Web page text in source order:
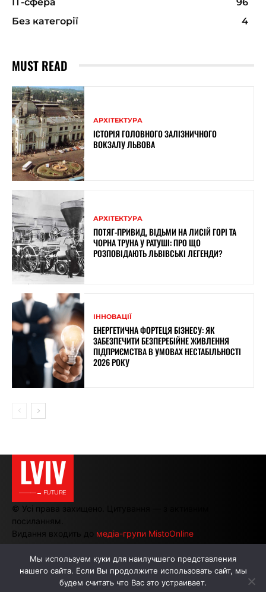
Без категорії
4
MUST READ
АРХІТЕКТУРА
ІСТОРІЯ ГОЛОВНОГО ЗАЛІЗНИЧНОГО
ВОКЗАЛУ ЛЬВОВА
АРХІТЕКТУРА
ПОТЯГ-ПРИВИД, ВІДЬМИ НА ЛИСІЙ ГОРІ ТА
ЧОРНА ТРУНА У РАТУШІ: ПРО ЩО
РОЗПОВІДАЮТЬ ЛЬВІВСЬКІ ЛЕГЕНДИ?
ІННОВАЦІЇ
ЕНЕРГЕТИЧНА ФОРТЕЦЯ БІЗНЕСУ: ЯК
ЗАБЕЗПЕЧИТИ БЕЗПЕРЕБІЙНЕ ЖИВЛЕННЯ
ПІДПРИЄМСТВА В УМОВАХ НЕСТАБІЛЬНОСТІ
2026 РОКУ
LVIV
———→ FUTURE
© Усі права захищено. Цитування — з активним
посиланням.
Видання входить до медіа-групи MistoOnline
АВТОРИ РЕКЛАМА НА САЙТІ
Мы используем куки для наилучшего представления
нашего сайта. Если Вы продолжите использовать сайт, мы
будем считать что Вас это устраивает.